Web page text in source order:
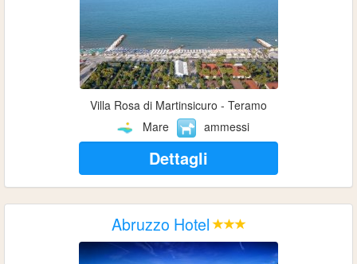
Villa Rosa di Martinsicuro - Teramo
Mare
ammessi
Dettagli
Abruzzo Hotel